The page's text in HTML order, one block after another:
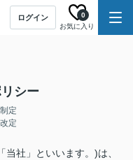
ログイン
お気に入り
0
シー
定
定
社」といいます。)は、